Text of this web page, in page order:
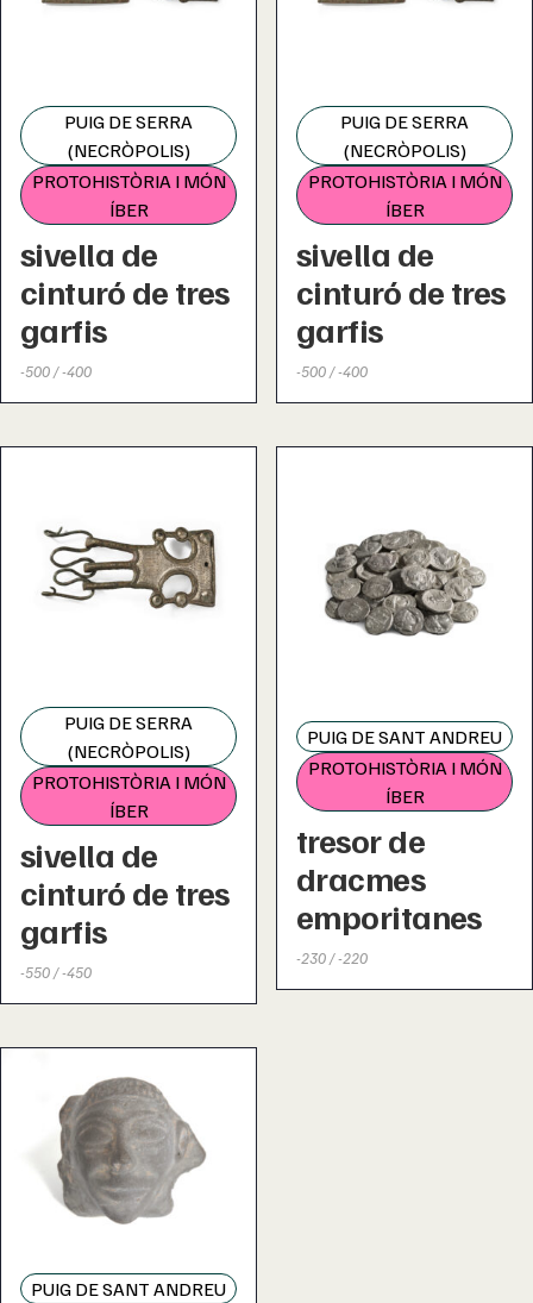
PUIG DE SERRA
(NECRÒPOLIS)
PROTOHISTÒRIA I MÓN
ÍBER
sivella de
cinturó de tres
garfis
-500 / -400
PUIG DE SERRA
(NECRÒPOLIS)
PROTOHISTÒRIA I MÓN
ÍBER
sivella de
cinturó de tres
garfis
-500 / -400
PUIG DE SERRA
(NECRÒPOLIS)
PROTOHISTÒRIA I MÓN
ÍBER
sivella de
cinturó de tres
garfis
-550 / -450
PUIG DE SANT ANDREU
PROTOHISTÒRIA I MÓN
ÍBER
tresor de
dracmes
emporitanes
-230 / -220
PUIG DE SANT ANDREU